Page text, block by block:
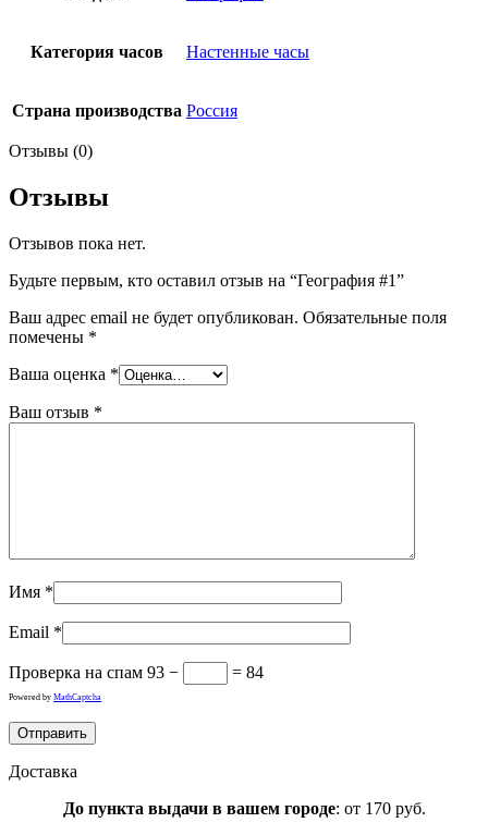
Категория часов Настенные часы
Страна производства Россия
Отзывы (0)
Отзывы
Отзывов пока нет.
Будьте первым, кто оставил отзыв на “География #1”
Ваш адрес email не будет опубликован. Обязательные поля
помечены *
Ваша оценка *
Ваш отзыв *
Имя *
Email *
Проверка на спам 93 − = 84
Powered by MathCaptcha
Доставка
До пункта выдачи в вашем городе: от 170 руб.